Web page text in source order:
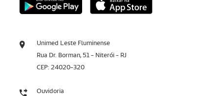
Unimed Leste Fluminense
Rua Dr. Borman, 51 - Niterói - RJ
CEP: 24020-320
Ouvidoria